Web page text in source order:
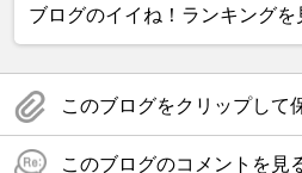
ブログのイイね！ランキングを
このブログをクリップして
このブログのコメントを見